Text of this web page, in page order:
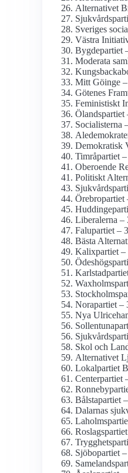
Alternativet
Sveriges
Västra
Bygdepartiet
Moderata
Mitt Göinge
Götenes
Feministiskt
Ölandspartiet
Socialisterna
Demokratisk
Timråpartiet
Oberoende
Politiskt
Örebropartiet
Liberalerna –
Falupartiet –
Bästa
Kalixpartiet –
Norapartiet –
Nya
Skol och
Alternativet
Lokalpartiet
Centerpartiet
Bålstapartiet
Dalarnas
Sjöbopartiet